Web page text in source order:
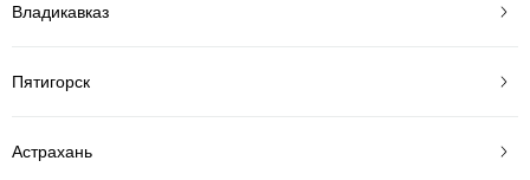
Владикавказ
Пятигорск
Астрахань